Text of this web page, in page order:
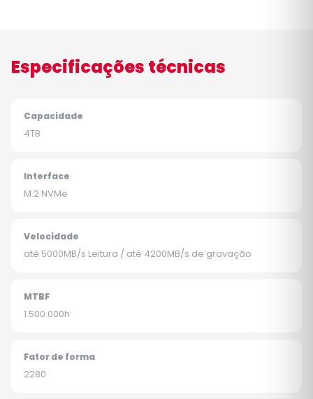
Especificações técnicas
Capacidade
4TB
Interface
M.2 NVMe
Velocidade
até 5000MB/s Leitura / até 4200MB/s de gravação
MTBF
1.500.000h
Fator de forma
2280